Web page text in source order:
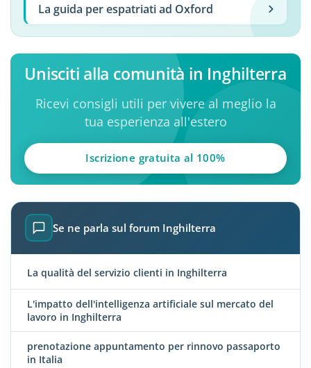
La guida per espatriati ad Oxford
Unisciti alla comunità in Inghilterra
Ricevi consigli utili per vivere al meglio la
tua esperienza all'estero
Iscrizione gratuita al 100%
Se ne parla sul forum Inghilterra
La qualità del servizio clienti in Inghilterra
L'impatto dell'intelligenza artificiale sul mercato del
lavoro in Inghilterra
prenotazione appuntamento per rinnovo passaporto
in Italia